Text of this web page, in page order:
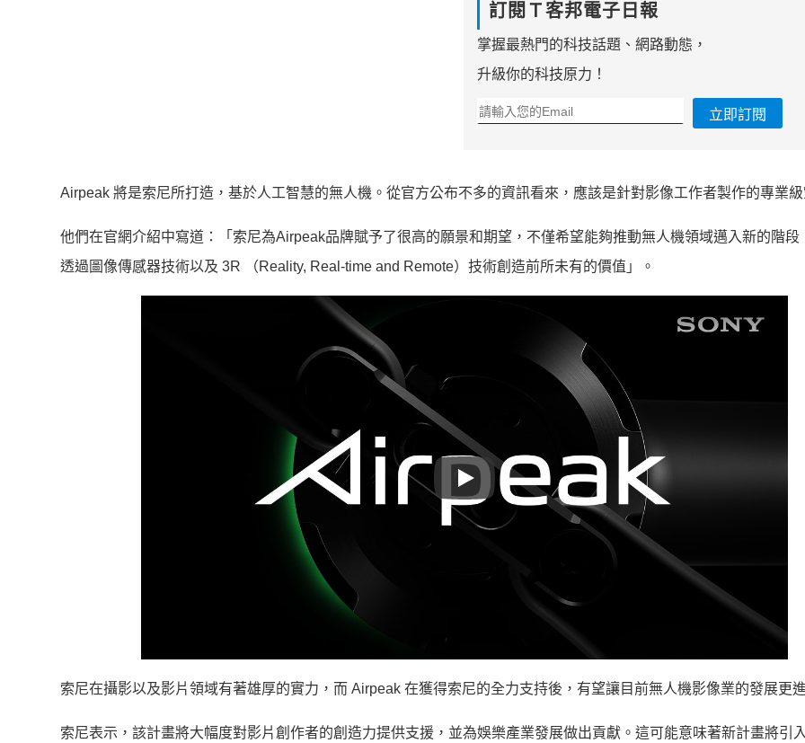
訂閱Ｔ客邦電子日報
掌握最熱門的科技話題、網路動態，
升級你的科技原力！
立即訂閱
Airpeak 將是索尼所打造，基於人工智慧的無人機。從官方公布不多的資訊看來，應該是針對影像工作者製作的專業級
他們在官網介紹中寫道：「索尼為Airpeak品牌賦予了很高的願景和期望，不僅希望能夠推動無人機領域邁入新的階段
透過圖像傳感器技術以及 3R （Reality, Real-time and Remote）技術創造前所未有的價值」。
Play
索尼在攝影以及影片領域有著雄厚的實力，而 Airpeak 在獲得索尼的全力支持後，有望讓目前無人機影像業的發展更
索尼表示，該計畫將大幅度對影片創作者的創造力提供支援，並為娛樂產業發展做出貢獻。這可能意味著新計畫將引